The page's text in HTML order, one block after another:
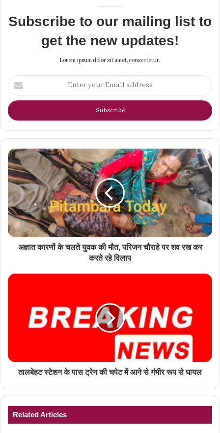
Subscribe to our mailing list to
get the new updates!
Lorem ipsum dolor sit amet, consectetur.
Enter
your
Email
address
अज्ञात कारणों के चलते युवक की मौत, परिजन चौराहे पर शव रख कर
करते रहे विलाप
तालबेहट स्टेशन के पास ट्रेन की चपेट में आने से गंभीर रूप से घायल
Related Articles